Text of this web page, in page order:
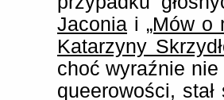
Jaconia i „Mów o
Katarzyny
choć wyraźnie
queerowości,